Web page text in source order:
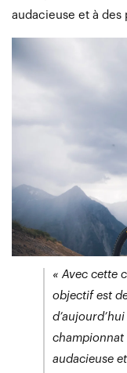
audacieuse et à
« Avec cette
objectif est
championnat
audacieuse